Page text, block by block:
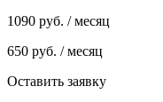
1090 руб. / месяц
650 руб. / месяц
Оставить заявку